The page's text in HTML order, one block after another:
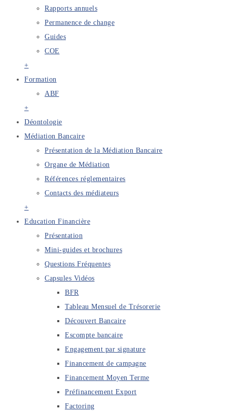
Rapports annuels
Permanence de change
Guides
COE
+
Formation
ABF
+
Déontologie
Médiation Bancaire
Présentation de la Médiation Bancaire
Organe de Médiation
Références réglementaires
Contacts des médiateurs
+
Education Financière
Présentation
Mini-guides et brochures
Questions Fréquentes
Capsules Vidéos
BFR
Tableau Mensuel de Trésorerie
Découvert Bancaire
Escompte bancaire
Engagement par signature
Financement de campagne
Financement Moyen Terme
Préfinancement Export
Factoring